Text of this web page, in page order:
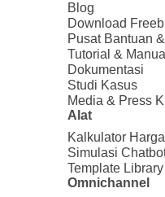
Blog
Download
Pusat Bantuan
Tutorial & Manual
Dokumentasi
Studi Kasus
Media & Press
Alat
Kalkulator
Simulasi
Template Library
Omnichannel